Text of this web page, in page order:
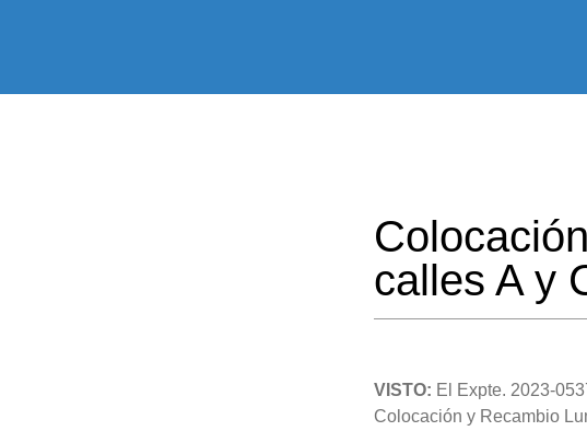
calles A y
VISTO: El Expte. 2023-
Colocación y Recambio